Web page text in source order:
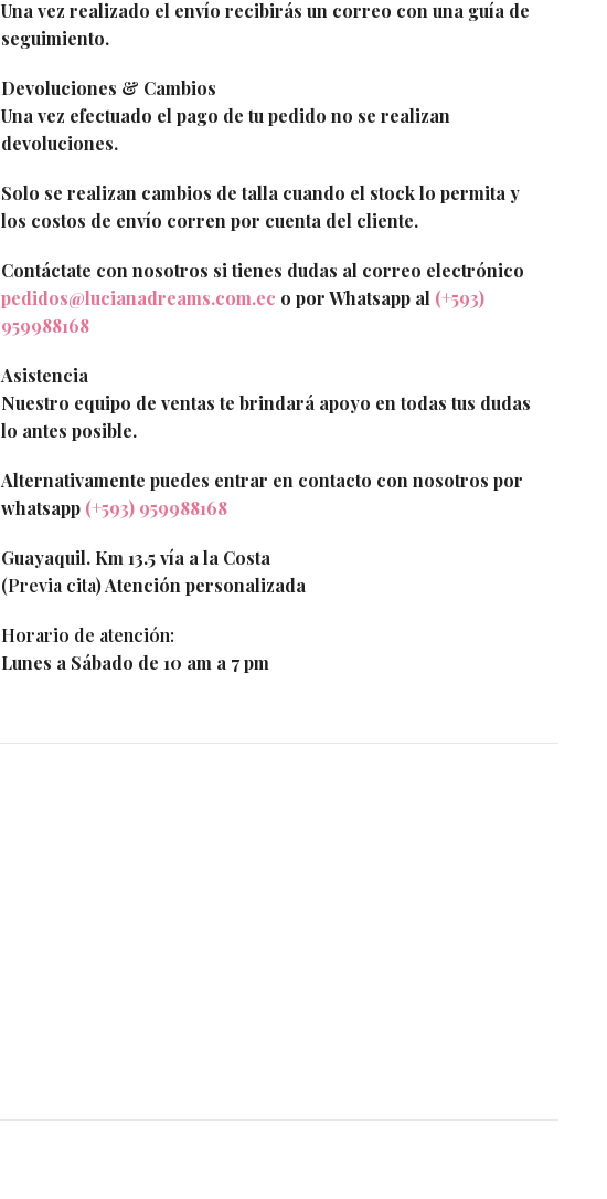
Una vez realizado el envío recibirás un correo con una guía de
seguimiento.
Devoluciones & Cambios
Una vez efectuado el pago de tu pedido no se realizan
devoluciones.
Solo se realizan cambios de talla cuando el stock lo permita y
los costos de envío corren por cuenta del cliente.
Contáctate con nosotros si tienes dudas al correo electrónico
pedidos@lucianadreams.com.ec o por Whatsapp al (+593)
959988168
Asistencia
Nuestro equipo de ventas te brindará apoyo en todas tus dudas
lo antes posible.
Alternativamente puedes entrar en contacto con nosotros por
whatsapp (+593) 959988168
Guayaquil. Km 13.5 vía a la Costa
(Previa cita)Atención personalizada
Horario de atención:
Lunes a Sábado de 10 am a 7 pm